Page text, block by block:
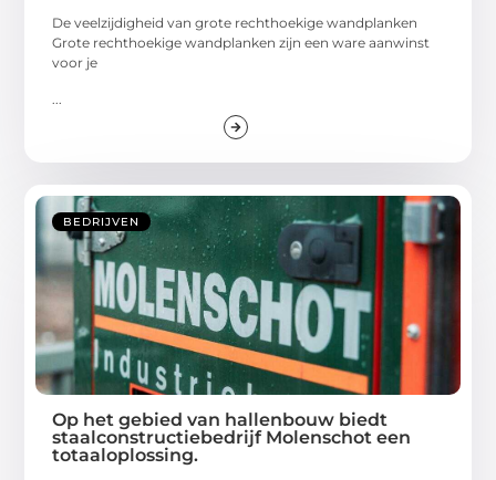
De veelzijdigheid van grote rechthoekige wandplanken
Grote rechthoekige wandplanken zijn een ware aanwinst
voor je
BEDRIJVEN
Op het gebied van hallenbouw biedt
staalconstructiebedrijf Molenschot een
totaaloplossing.